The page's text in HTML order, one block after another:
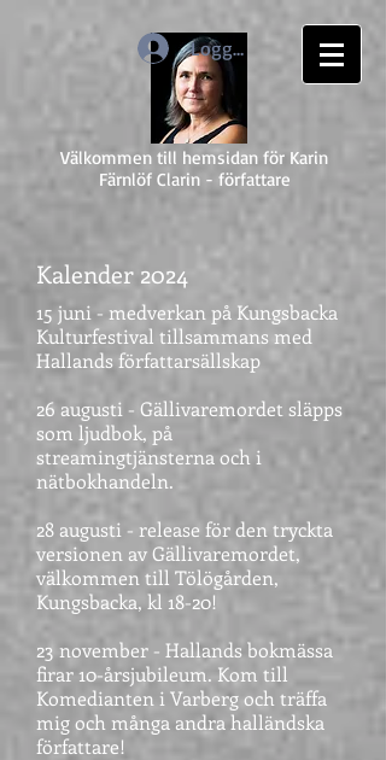
Välkommen till hemsidan för Karin
Färnlöf Clarin - författare
Logga in
Kalender 2024
15 juni - medverkan på Kungsbacka
Kulturfestival tillsammans med
Hallands författarsällskap
26 augusti - Gällivaremordet släpps
som ljudbok, på
streamingtjänsterna och i
nätbokhandeln.
28 augusti - release för den tryckta
versionen av Gällivaremordet,
välkommen till Tölögården,
Kungsbacka, kl 18-20!
23 november - Hallands bokmässa
firar 10-årsjubileum. Kom till
Komedianten i Varberg och träffa
mig och många andra halländska
författare!